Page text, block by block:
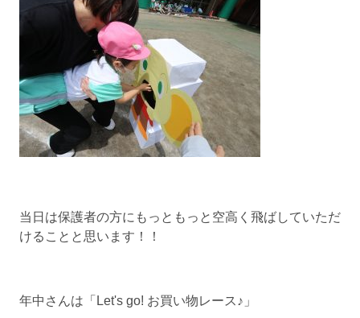
当日は保護者の方にもっともっと空高く飛ばしていただ
けることと思います！！
年中さんは「Let's go! お買い物レース♪」